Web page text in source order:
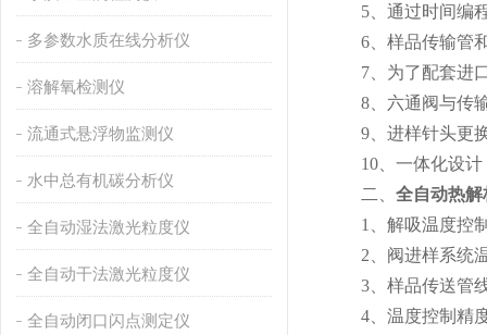
多参数水质在线分析仪
溶解氧检测仪
流通式悬浮物监测仪
水中总有机碳分析仪
全自动湿法激光粒度仪
全自动干法激光粒度仪
全自动闭口闪点测定仪
5、通过时间编程
6、样品传输管和
7、为了配套进口
8、六通阀与传输
9、进样针头更换
10、一体化设计
二、 全自动热解
1、解吸温度控制
2、阀进样系统温
3、样品传送管线
4、温度控制精